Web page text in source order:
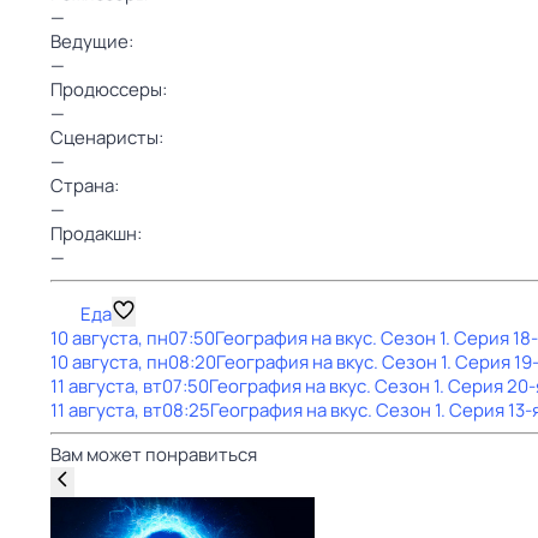
—
Ведущие:
—
Продюссеры:
—
Сценаристы:
—
Страна:
—
Продакшн:
—
Еда
10 августа, пн07:50География на вкус. Сезон 1. Серия
10 августа, пн08:20География на вкус. Сезон 1. Серия
11 августа, вт07:50География на вкус. Сезон 1. Серия
11 августа, вт08:25География на вкус. Сезон 1. Серия 13-
Вам может понравиться